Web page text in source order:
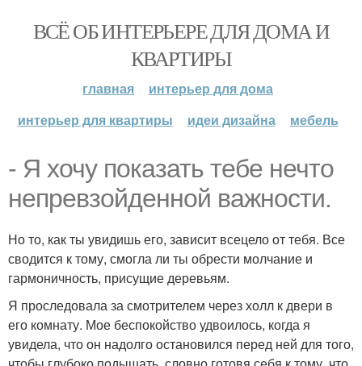
ВСЁ ОБ ИНТЕРЬЕРЕ ДЛЯ ДОМА И
КВАРТИРЫ
главная
интерьер для дома
интерьер для квартиры
идеи дизайна мебель
- Я хочу показать тебе нечто
непревзойденной важности.
Но то, как ты увидишь его, зависит всецело от тебя. Все
сводится к тому, смогла ли ты обрести молчание и
гармоничность, присущие деревьям.
Я проследовала за смотрителем через холл к двери в
его комнату. Мое беспокойство удвоилось, когда я
увидела, что он надолго остановился перед ней для того,